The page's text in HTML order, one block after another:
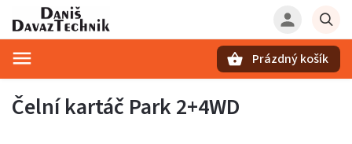
Prázdný košík
Čelní kartáč Park 2+4WD